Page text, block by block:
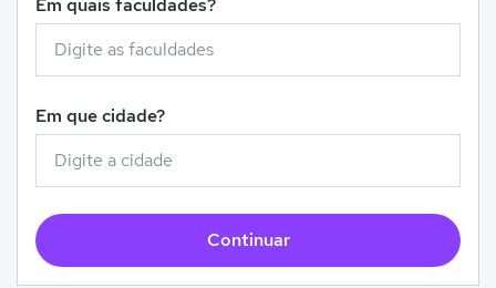
Em quais faculdades?
Em que cidade?
Continuar